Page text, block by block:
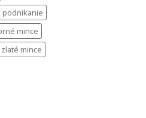
podnikanie
mince
zlaté mince